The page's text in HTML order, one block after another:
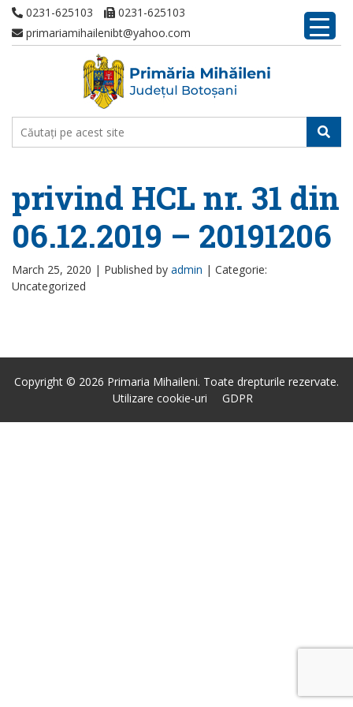
0231-625103
0231-625103
primariamihailenibt@yahoo.com
privind HCL nr. 31 din
06.12.2019 – 20191206
March 25, 2020 | Published by admin | Categorie:
Uncategorized
Copyright © 2026 Primaria Mihaileni. Toate drepturile rezervate.
Utilizare cookie-uri
GDPR